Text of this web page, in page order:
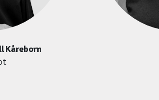
Kåreborn